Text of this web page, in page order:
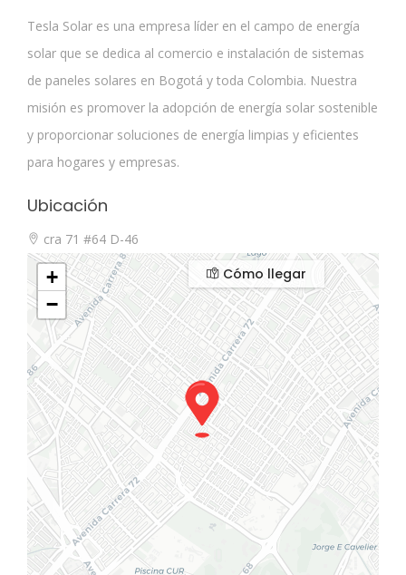
Tesla Solar es una empresa líder en el campo de energía
solar que se dedica al comercio e instalación de sistemas
de paneles solares en Bogotá y toda Colombia. Nuestra
misión es promover la adopción de energía solar sostenible
y proporcionar soluciones de energía limpias y eficientes
para hogares y empresas.
Ubicación
cra 71 #64 D-46
+
−
Cómo llegar